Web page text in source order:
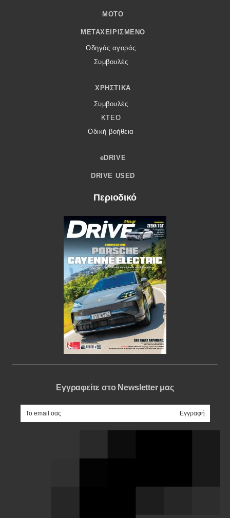
MOTO
ΜΕΤΑΧΕΙΡΙΣΜΈΝΟ
Οδηγός αγοράς
Συμβουλές
ΧΡΗΣΤΙΚΆ
Συμβουλές
ΚΤΕΟ
Οδική βοήθεια
eDRIVE
DRIVE USED
Περιοδικό
Εγγραφείτε στο Newsletter μας
e-mail